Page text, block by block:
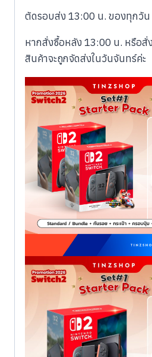
​ตัดรอบส่ง 13:00 น. ของทุกวัน
หากสั่งซื้อหลัง 13:00 น. หรือสั่
สินค้าจะถูกจัดส่งในวันจันทร์ค่ะ